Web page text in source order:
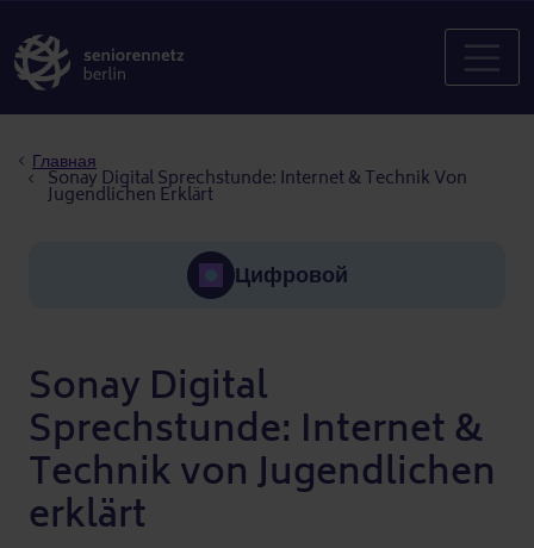
Главная
Sonay Digital Sprechstunde: Internet & Technik Von
Jugendlichen Erklärt
Цифровой
Sonay Digital
Sprechstunde: Internet &
Technik von Jugendlichen
erklärt